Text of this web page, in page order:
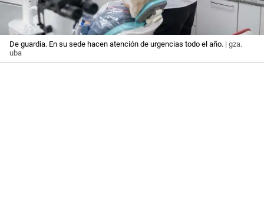
De guardia. En su sede hacen atención de urgencias todo el año. | gza.
uba